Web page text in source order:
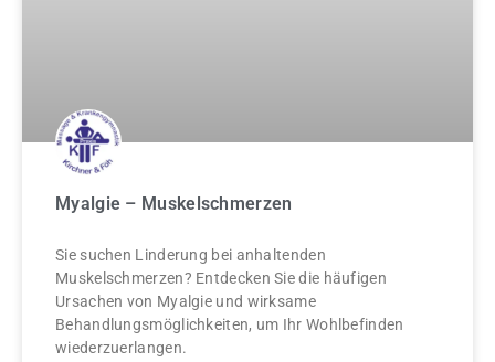
Myalgie – Muskelschmerzen
Sie suchen Linderung bei anhaltenden
Muskelschmerzen? Entdecken Sie die häufigen
Ursachen von Myalgie und wirksame
Behandlungsmöglichkeiten, um Ihr Wohlbefinden
wiederzuerlangen.